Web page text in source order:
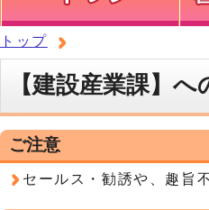
トップ
【建設産業課】
ご注意
セールス・勧誘や、趣旨